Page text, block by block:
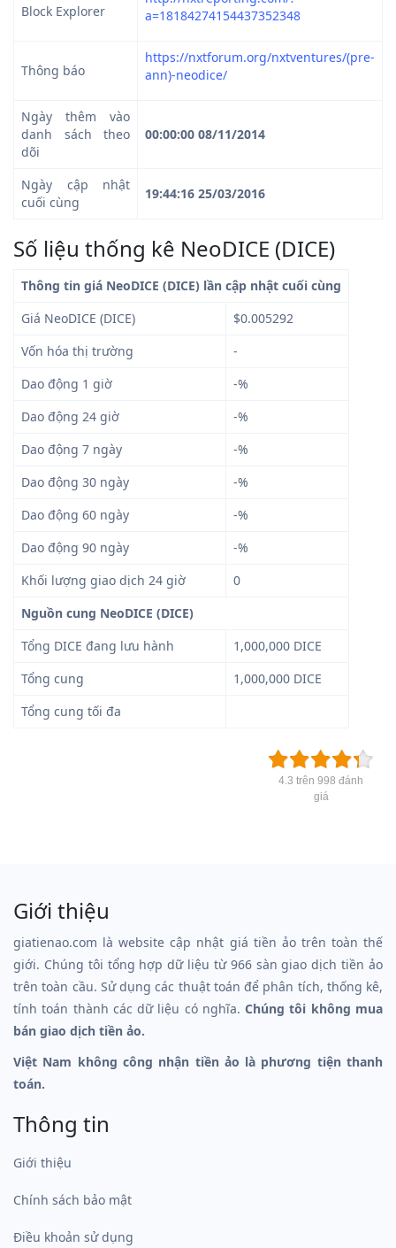
Block Explorer
a=18184274154437352348
Thông báo
https://nxtforum.org/nxtventures/(pre-
ann)-neodice/
Ngày thêm vào
danh sách theo
dõi
00:00:00 08/11/2014
Ngày cập nhật
cuối cùng
19:44:16 25/03/2016
Số liệu thống kê NeoDICE (DICE)
Thông tin giá NeoDICE (DICE) lần cập nhật cuối cùng
Giá NeoDICE (DICE)
$0.005292
Vốn hóa thị trường
-
Dao động 1 giờ
-%
Dao động 24 giờ
-%
Dao động 7 ngày
-%
Dao động 30 ngày
-%
Dao động 60 ngày
-%
Dao động 90 ngày
-%
Khối lượng giao dịch 24 giờ
0
Nguồn cung NeoDICE (DICE)
Tổng DICE đang lưu hành
1,000,000 DICE
Tổng cung
1,000,000 DICE
Tổng cung tối đa
4.3 trên 998 đánh
giá
Giới thiệu
giatienao.com là website cập nhật giá tiền ảo trên toàn thế
giới. Chúng tôi tổng hợp dữ liệu từ 966 sàn giao dịch tiền ảo
trên toàn cầu. Sử dụng các thuật toán để phân tích, thống kê,
tính toán thành các dữ liệu có nghĩa.Chúng tôi không mua
bán giao dịch tiền ảo.
Việt Nam không công nhận tiền ảo là phương tiện thanh
toán.
Thông tin
Giới thiệu
Chính sách bảo mật
Điều khoản sử dụng